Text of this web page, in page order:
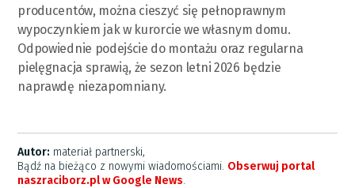
producentów, można cieszyć się pełnoprawnym
wypoczynkiem jak w kurorcie we własnym domu.
Odpowiednie podejście do montażu oraz regularna
pielęgnacja sprawią, że sezon letni 2026 będzie
naprawdę niezapomniany.
Autor: materiał partnerski,
Bądź na bieżąco z nowymi wiadomościami. Obserwuj portal
naszraciborz.pl w Google News.